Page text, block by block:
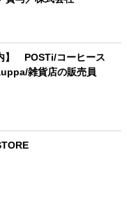
】 POSTi/コーヒース
雑貨店の販売員